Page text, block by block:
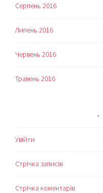
Серпень 2016
Липень 2016
Червень 2016
Травень 2016
Увійти
Стрічка записів
Стрічка коментарів